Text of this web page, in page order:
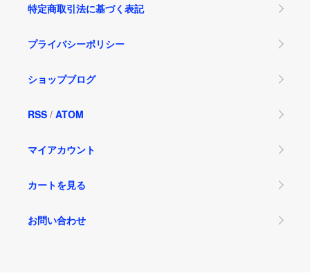
特定商取引法に基づく表記
プライバシーポリシー
ショップブログ
RSS / ATOM
マイアカウント
カートを見る
お問い合わせ